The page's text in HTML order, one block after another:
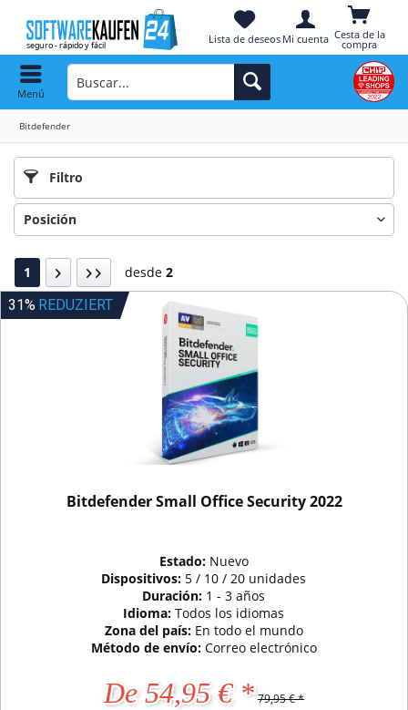
Cesta de la
compra
Lista de deseos Mi cuenta
Menú
Bitdefender
Filtro
1 desde 2
31% REDUZIERT
Bitdefender Small Office Security 2022
Estado: Nuevo
Dispositivos: 5 / 10 / 20 unidades
Duración: 1 - 3 años
Idioma:Todos los idiomas
Zona del país: En todo el mundo
Método de envío: Correo electrónico
De 54,95 € * 79,95 € *